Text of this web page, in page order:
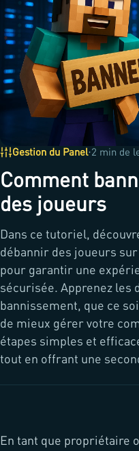
Gestion du Panel·2 min de
Comment
des joueurs
Dans ce tutoriel,
débannir des joueurs
pour garantir une
sécurisée. Apprenez les
bannissement, que ce
de mieux gérer votre
étapes simples et
tout en offrant une
En tant que propriétaire